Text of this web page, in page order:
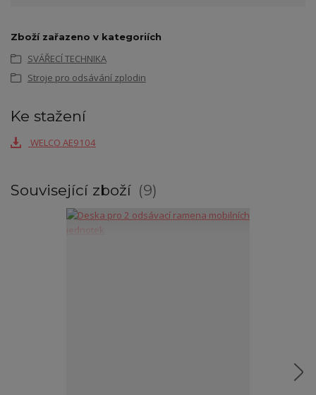
Zboží zařazeno v kategoriích
SVÁŘECÍ TECHNIKA
Stroje pro odsávání zplodin
Ke stažení
WELCO AE9104
Související zboží 9